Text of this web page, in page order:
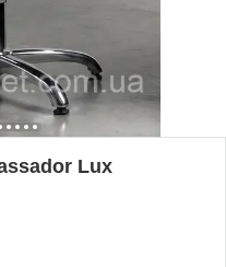
Lux